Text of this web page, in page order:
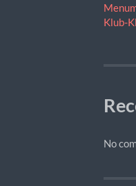
Klub-
No